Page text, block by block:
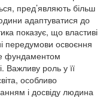
пред’являють більш
адаптуватися до
показує, що властиві
передумови освоєння
фундаментом
Важливу роль у її
особливо
і досвіду людина